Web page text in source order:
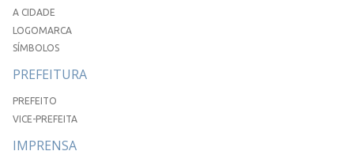
A CIDADE
LOGOMARCA
SÍMBOLOS
PREFEITURA
PREFEITO
VICE-PREFEITA
IMPRENSA